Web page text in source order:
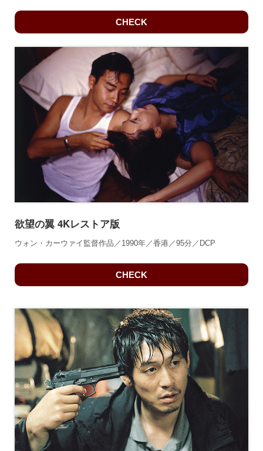
CHECK
欲望の翼 4Kレストア版
ウォン・カーウァイ監督作品／1990年／香港／95分／DCP
CHECK